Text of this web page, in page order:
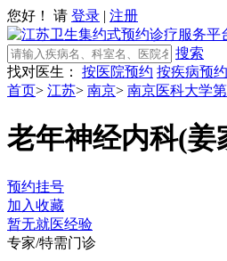
您好！ 请 登录 | 注册
搜索
找对医生：
按医院预约 按疾病预约
首页> 江苏> 南京> 南京医科大学
老年神经内科(姜
预约挂号
加入收藏
暂无就医经验
专家/特需门诊